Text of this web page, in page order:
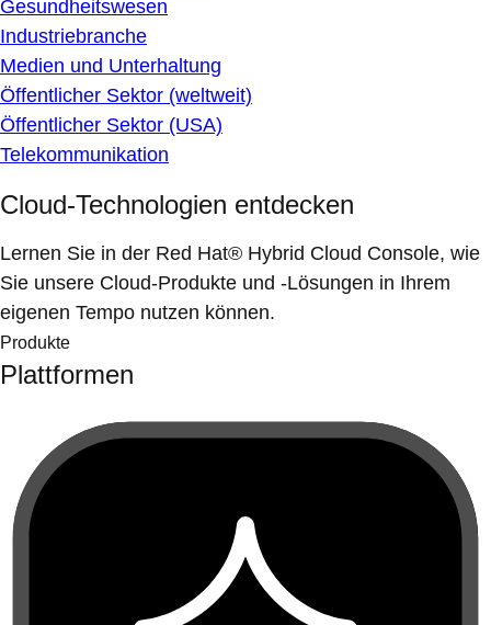
Gesundheitswesen
Industriebranche
Medien und Unterhaltung
Öffentlicher Sektor (weltweit)
Öffentlicher Sektor (USA)
Telekommunikation
Cloud-Technologien entdecken
Lernen Sie in der Red Hat® Hybrid Cloud Console, wie
Sie unsere Cloud-Produkte und -Lösungen in Ihrem
eigenen Tempo nutzen können.
Produkte
Plattformen